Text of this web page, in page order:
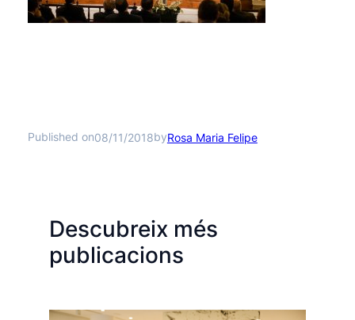
Published on08/11/2018byRosa Maria Felipe
Descubreix més
publicacions